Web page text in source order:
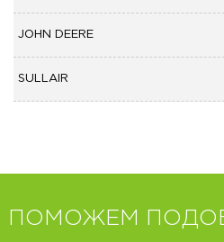
JOHN DEERE
SULLAIR
ПОМОЖЕМ